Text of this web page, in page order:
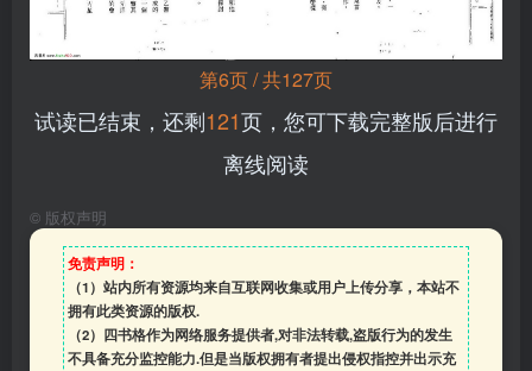
第6页 / 共127页
试读已结束，还剩121页，您可下载完整版后进行
离线阅读
© 版权声明
免责声明：
（1）站内所有资源均来自互联网收集或用户上传分享，本站不
拥有此类资源的版权.
（2）四书格作为网络服务提供者,对非法转载,盗版行为的发生
不具备充分监控能力.但是当版权拥有者提出侵权指控并出示充